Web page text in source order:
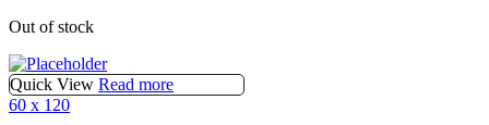
Out of stock
Quick View Read more
60 x 120